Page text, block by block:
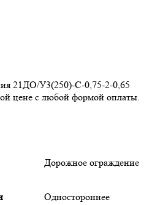
21ДО/У3(250)-С-0,75-2-0,65
цене с любой формой оплаты.
Дорожное ограждение
Одностороннее